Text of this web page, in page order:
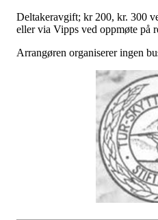
Deltakeravgift; kr 200, kr. 300
eller via Vipps ved oppmøte på
Arrangøren organiserer ingen